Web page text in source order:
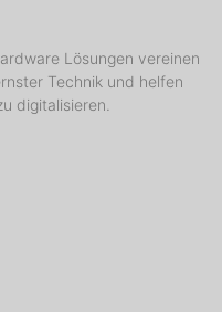
Lösungen vereinen
Technik und helfen
digitalisieren.